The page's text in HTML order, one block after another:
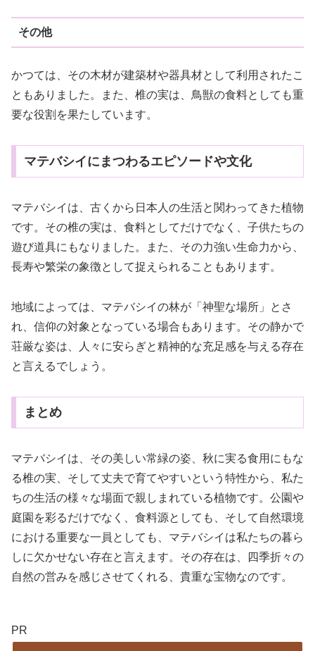
その他
かつては、その木材が建築材や器具材として利用されたこ
ともありました。また、椎の実は、鳥獣の食料としても重
要な役割を果たしています。
マテバシイにまつわるエピソードや文化
マテバシイは、古くから日本人の生活と関わってきた植物
です。その椎の実は、食料としてだけでなく、子供たちの
遊び道具にもなりました。また、その力強い生命力から、
長寿や繁栄の象徴として捉えられることもあります。
地域によっては、マテバシイの林が「神聖な場所」とさ
れ、信仰の対象となっている場合もあります。その静かで
荘厳な姿は、人々に安らぎと精神的な充足感を与える存在
と言えるでしょう。
まとめ
マテバシイは、その美しい常緑の姿、秋に実る食用にもな
る椎の実、そして丈夫で育てやすいという特性から、私た
ちの生活の様々な場面で親しまれている植物です。公園や
庭園を彩るだけでなく、食料源としても、そして自然環境
における重要な一員としても、マテバシイは私たちの暮ら
しに欠かせない存在と言えます。その存在は、四季折々の
自然の営みを感じさせてくれる、貴重な宝物なのです。
PR